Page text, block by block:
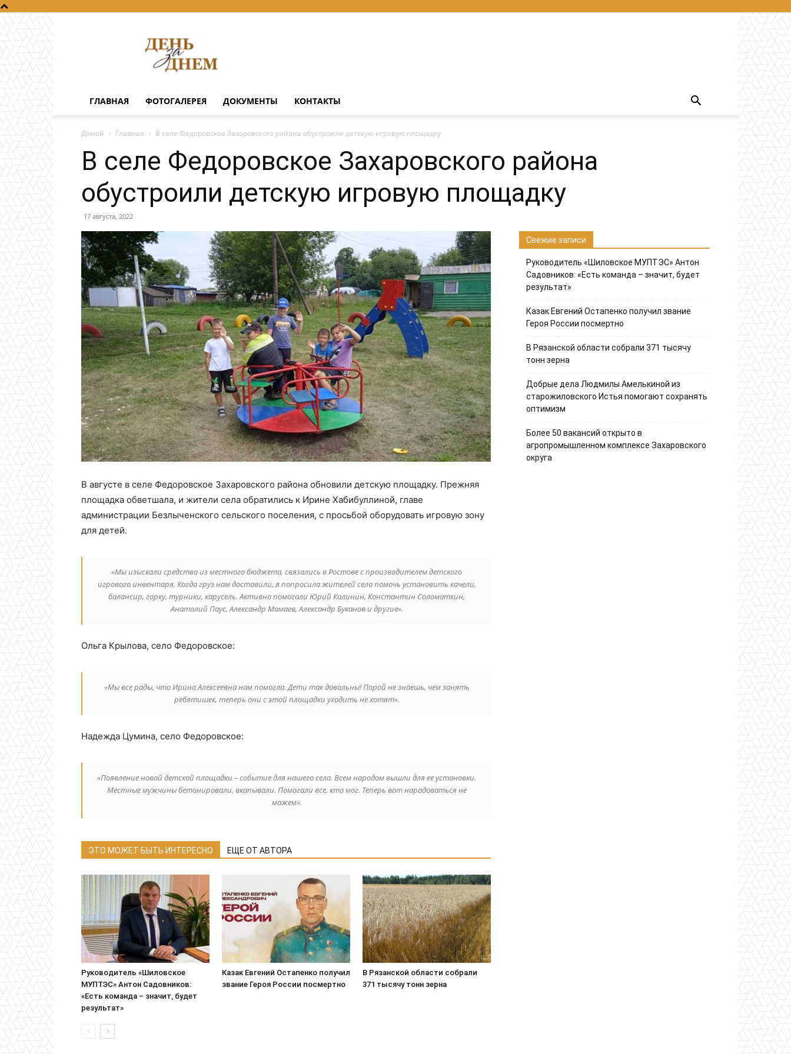
за
днем
ГЛАВНАЯ ФОТОГАЛЕРЕЯ ДОКУМЕНТЫ КОНТАКТЫ
Домой Главная В селе Федоровское Захаровского района обустроили детскую игровую площадку
В селе Федоровское Захаровского района
обустроили детскую игровую площадку
17 августа, 2022
В августе в селе Федоровское Захаровского района обновили детскую площадку. Прежняя
площадка обветшала, и жители села обратились к Ирине Хабибуллиной, главе
администрации Безлыченского сельского поселения, с просьбой оборудовать игровую зону
для детей.
«Мы изыскали средства из местного бюджета, связались в Ростове с производителем детского
игрового инвентаря. Когда груз нам доставили, я попросила жителей села помочь установить качели,
балансир, горку, турники, карусель. Активно помогали Юрий Калинин, Константин Соломаткин,
Анатолий Паус, Александр Мамаев, Александр Буканов и другие».
Ольга Крылова, село Федоровское:
«Мы все рады, что Ирина Алексеевна нам помогла. Дети так довольны! Порой не знаешь, чем занять
ребятишек, теперь они с этой площадки уходить не хотят».
Надежда Цумина, село Федоровское:
«Появление новой детской площадки – событие для нашего села. Всем народом вышли для ее установки.
Местные мужчины бетонировали, вкапывали. Помогали все, кто мог. Теперь вот нарадоваться не
можем».
ЭТО МОЖЕТ БЫТЬ ИНТЕРЕСНО ЕЩЕ ОТ АВТОРА
Руководитель «Шиловское
МУПТЭС» Антон Садовников:
«Есть команда – значит, будет
результат»
Казак Евгений Остапенко получил
звание Героя России посмертно
В Рязанской области собрали
371 тысячу тонн зерна
Свежие записи
Руководитель «Шиловское МУПТЭС» Антон
Садовников: «Есть команда – значит, будет
результат»
Казак Евгений Остапенко получил звание
Героя России посмертно
В Рязанской области собрали 371 тысячу
тонн зерна
Добрые дела Людмилы Амелькиной из
старожиловского Истья помогают сохранять
оптимизм
Более 50 вакансий открыто в
агропромышленном комплексе Захаровского
округа